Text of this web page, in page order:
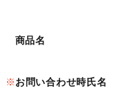
商品名
お問い合わせ時氏名